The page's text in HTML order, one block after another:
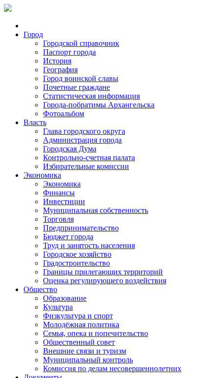
Город
Городской справочник
Паспорт города
История
География
Город воинской славы
Почетные граждане
Статистическая информация
Города-побратимы Архангельска
Фотоальбом
Власть
Глава городского округа
Администрация города
Городская Дума
Контрольно-счетная палата
Избирательные комиссии
Экономика
Экономика
Финансы
Инвестиции
Муниципальная собственность
Торговля
Предпринимательство
Бюджет города
Труд и занятость населения
Городское хозяйство
Градостроительство
Границы прилегающих территорий
Оценка регулирующего воздействия
Общество
Образование
Культура
Физкультура и спорт
Молодёжная политика
Семья, опека и попечительство
Общественный совет
Внешние связи и туризм
Муниципальный контроль
Комиссия по делам несовершеннолетних